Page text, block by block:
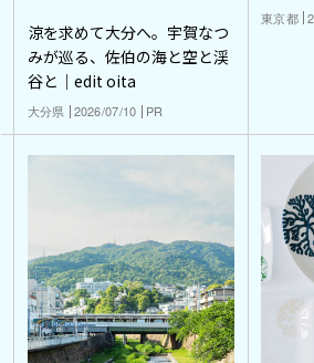
涼を求めて大分へ。宇賀なつ
みが巡る、佐伯の海と空と渓
谷と｜edit oita
大分県 2026/07/10 PR
東京都